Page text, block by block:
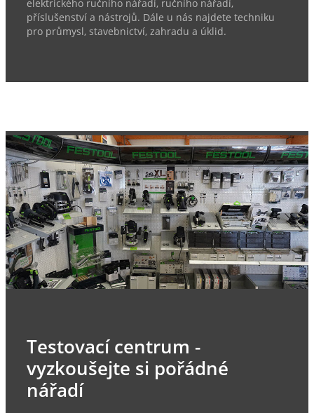
elektrického ručního nářadí, ručního nářadí,
příslušenství a nástrojů. Dále u nás najdete techniku
pro průmysl, stavebnictví, zahradu a úklid.
Testovací centrum -
vyzkoušejte si pořádné
nářadí